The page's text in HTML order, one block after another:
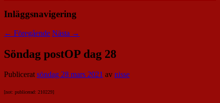
Inläggsnavigering
← Föregående Nästa →
Söndag postOP dag 28
Publiceratsöndag 28 mars 2021 av nisse
[not: publicerad: 210229]